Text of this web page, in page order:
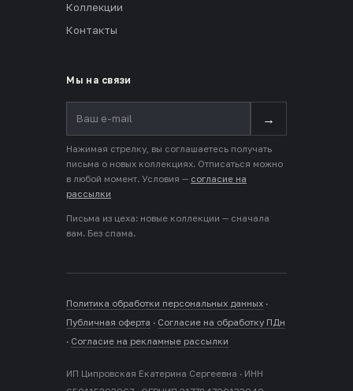
Коллекции
Контакты
Мы на связи
→
Нажимая стрелку, вы соглашаетесь получать
письма о новых коллекциях. Отписаться можно
в любой момент. Условия — согласие на
рассылки
Письма из цеха: новые коллекции — сначала
вам. Без спама.
Политика обработки персональных данных ·
Публичная оферта · Согласие на обработку ПДн
· Согласие на рекламные рассылки
ИП Ципровская Екатерина Сергеевна · ИНН